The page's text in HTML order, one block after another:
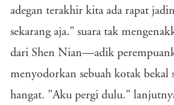
adegan terakhir kita ada rapat
sekarang aja.” suara tak
dari Shen Nian—adik
menyodorkan sebuah kotak bekal
hangat. ”Aku pergi dulu.”